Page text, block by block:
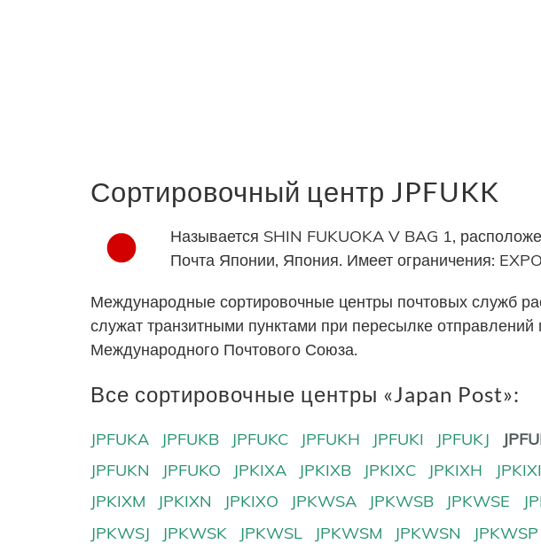
Сортировочный центр JPFUKK
Называется SHIN FUKUOKA V BAG 1,
Почта Японии, Япония. Имеет ограничения:
Международные сортировочные центры почтовых служб
служат транзитными пунктами при пересылке
Международного Почтового Союза.
Все сортировочные центры «Japan Post»:
JPFUKA JPFUKB JPFUKC JPFUKH JPFUKI JPFUKJ
JPFUKN
JPFUKO JPKIXA JPKIXB JPKIXC JPKIXH JPKIXI
JPKIXM
JPKIXN JPKIXO JPKWSA JPKWSB JPKWSE
JPKWSJ
JPKWSK JPKWSL JPKWSM JPKWSN JPKWSP